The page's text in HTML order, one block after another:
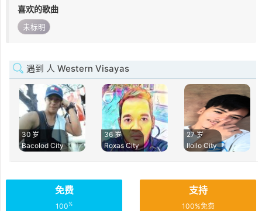
喜欢的歌曲
未标明
遇到 人 Western Visayas
30 岁
Bacolod City
36 岁
Roxas City
27 岁
Iloilo City
免费
100%
支持
100%免费